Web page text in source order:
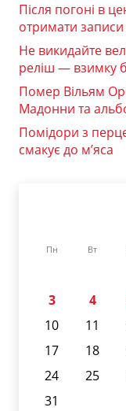
Після погоні в
отримати записи
Не викидайте
реліш — взимку
Помер Вільям
Мадонни та
Помідори з
смакує до м’яса
Пн Вт
3
4
10
11
17
18
24
25
31